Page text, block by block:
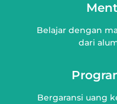
Belajar dengan
dari
Bergaransi uang